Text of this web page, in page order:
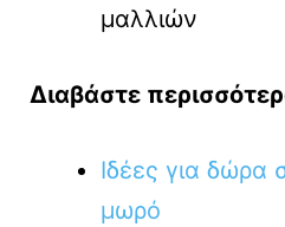
μαλλιών
Διαβάστε
Ιδέες για δώρα
μωρό